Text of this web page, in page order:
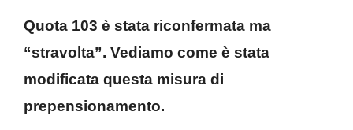
Quota 103 è stata riconfermata ma
“stravolta”. Vediamo come è stata
modificata questa misura di
prepensionamento.